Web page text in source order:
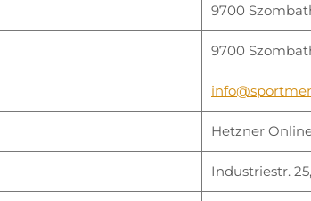
9700
9700
Hetzner
Industriestr.